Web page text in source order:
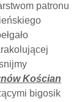
patronu
Kościan
bigosik